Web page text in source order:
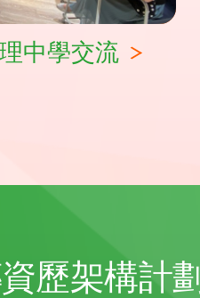
中學交流
歷架構計劃